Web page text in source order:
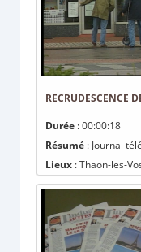
RECRUDESCENCE
Durée : 00:00:18
Résumé : Journal
Lieux : Thaon-les-